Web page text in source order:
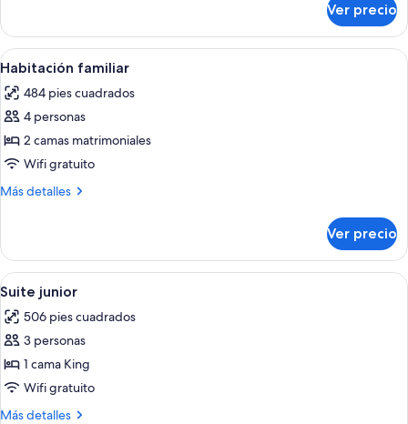
King
size
ejecutiva,
cama
size
Ver precio
Abrir
todas
las
fotos
de
Habitación
familiar
Habitación de hotel con dos camas,
4
Habitación familiar
484 pies cuadrados
4 personas
2 camas matrimoniales
Wifi gratuito
Más detalles
Más
familiar
Ver precio
Abrir
todas
las
fotos
de
Suite
junior
Una habitación de hotel con cama,
4
Suite junior
506 pies cuadrados
3 personas
1 cama King
Wifi gratuito
Más detalles
Más